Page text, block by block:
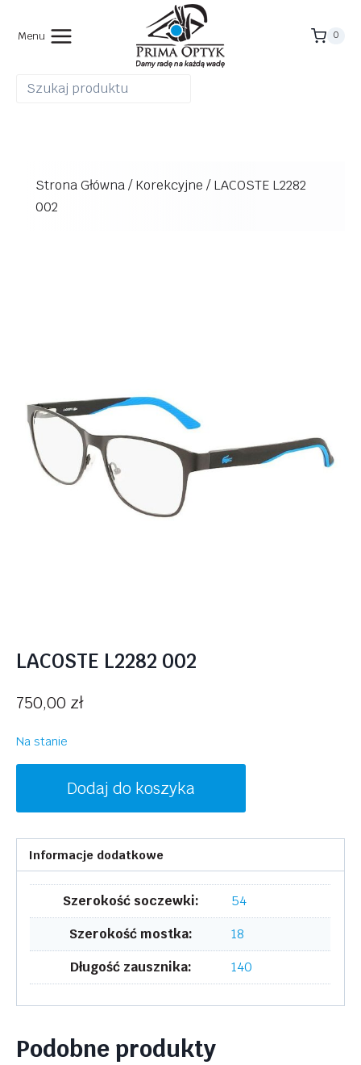
Menu 0
Strona Główna/Korekcyjne /LACOSTE L2282
002
LACOSTE L2282 002
750,00 zł
Na stanie
LACOSTE
L2282
002
Dodaj do koszyka
Informacje dodatkowe
Szerokość soczewki:
54
Szerokość mostka:
18
Długość zausznika:
140
Podobne produkty